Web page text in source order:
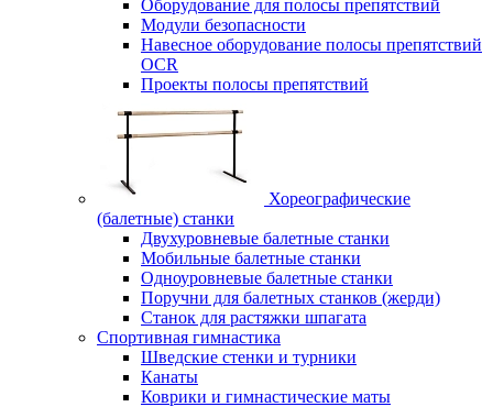
Оборудование для полосы препятствий
Модули безопасности
Навесное оборудование полосы препятствий
OCR
Проекты полосы препятствий
Хореографические
(балетные) станки
Двухуровневые балетные станки
Мобильные балетные станки
Одноуровневые балетные станки
Поручни для балетных станков (жерди)
Станок для растяжки шпагата
Спортивная гимнастика
Шведские стенки и турники
Канаты
Коврики и гимнастические маты